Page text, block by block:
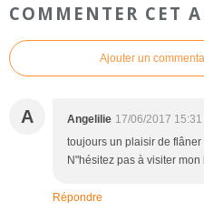
COMMENTER CET
Ajouter un
A Angelilie 17/06/2017 15:31
toujours un plaisir de
N"hésitez pas à visiter
Répondre